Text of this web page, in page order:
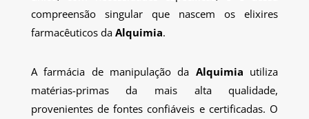
compreensão singular que nascem os elixires
farmacêuticos da Alquimia.
A farmácia de manipulação da Alquimia utiliza
matérias-primas da mais alta qualidade,
provenientes de fontes confiáveis e certificadas. O